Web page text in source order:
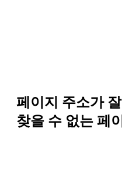
페이지 주소가
찾을 수 없는 페